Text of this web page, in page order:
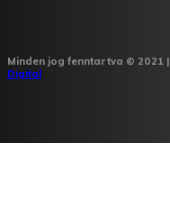
Minden jog fenntartva © 2021 |
Digital